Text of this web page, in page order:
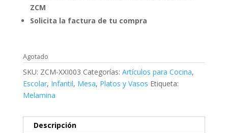
ZCM
Solicita la factura de tu compra
Agotado
SKU: ZCM-XXI003 Categorías: Artículos para Cocina,
Escolar, Infantil, Mesa, Platos y Vasos Etiqueta:
Melamina
Descripción